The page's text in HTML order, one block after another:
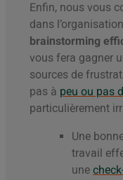
Enfin, nous vous
dans
brainstorming
vous fera gagner
sources de
pas à peu ou pas
particulièrement
Une
travail
une